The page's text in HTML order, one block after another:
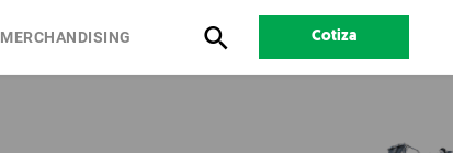
MERCHANDISING Cotiza